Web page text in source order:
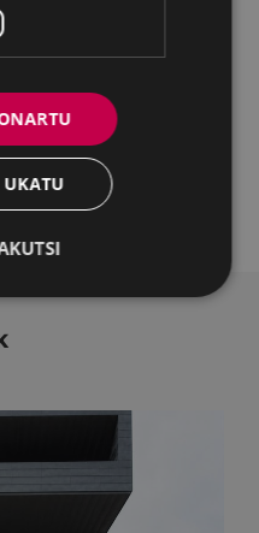
Mitxelko Uranga eta
ondores:
sujetuaren